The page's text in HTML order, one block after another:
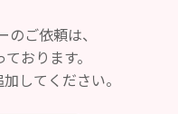
ご依頼は、
おります。
してください。